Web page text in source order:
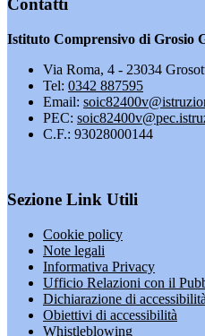
Contatti
Istituto Comprensivo di Grosio
Via Roma, 4 - 23034
Tel: 0342 887595
Email:
PEC:
C.F.: 93028000144
Sezione Link Utili
Cookie policy
Note legali
Informativa Privacy
Ufficio Relazioni con il
Dichiarazione di accessibilità
Obiettivi di accessibilità
Whistleblowing